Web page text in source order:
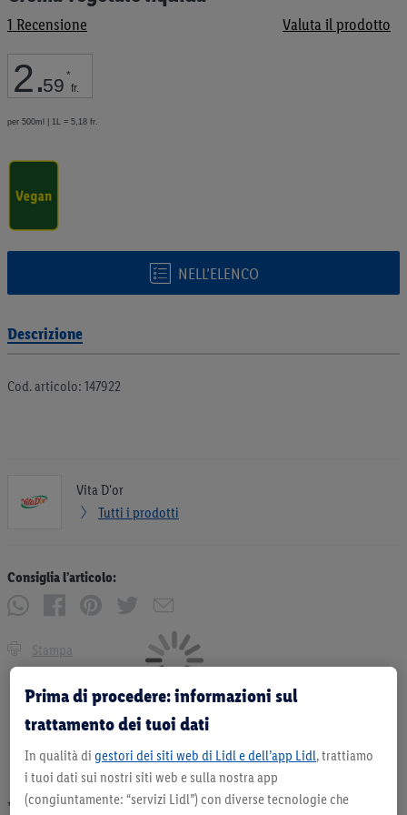
1 Recensione Valuta il prodotto
2.59 *
fr.
per 500ml | 1L = 5,18 fr.
NELL’ELENCO
di
Descrizione
Cod. articolo: 147922
Vita D'or
Tutti i prodotti
Consiglia l’articolo:
Stampa
* Offerta valida fino ad esaurimento scorte. Tutti i prezzi senza decorazioni. I
Prima di procedere: informazioni sul
trattamento dei tuoi dati
In qualità di gestori dei siti web di Lidl e dell’app Lidl, trattiamo
i tuoi dati sui nostri siti web e sulla nostra app
(congiuntamente: “servizi Lidl”) con diverse tecnologie che